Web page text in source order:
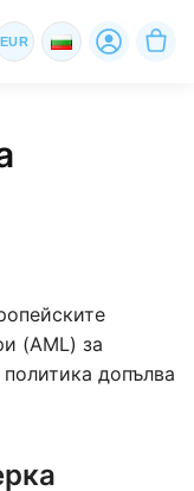
EUR
(AML) за
допълва